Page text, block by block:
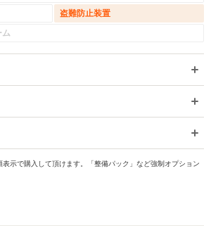
盗難防止装置
ム
示で購入して頂けます。「整備パック」など強制オプション